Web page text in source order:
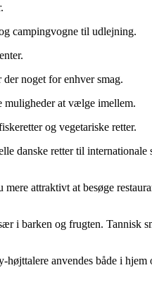
campingvogne til udlejning.
noget for enhver smag.
muligheder at vælge imellem.
og vegetariske retter.
danske retter til internationale
attraktivt at besøge
i barken og frugten. Tannisk
anvendes både i hjem